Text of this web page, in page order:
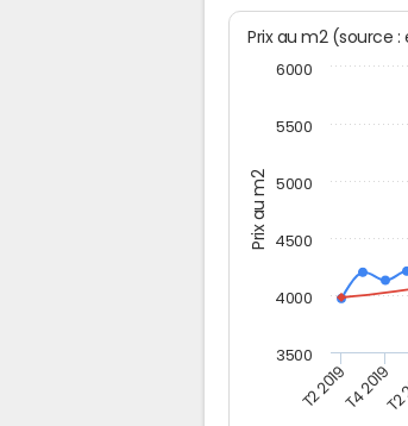
Prix au m2
Prix au m2
T2 2019T4 2019
3500
4000
4500
5000
5500
6000